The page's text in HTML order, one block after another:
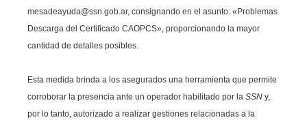
mesadeayuda@ssn.gob.ar, consignando en el asunto: «Problemas
Descarga del Certificado CAOPCS», proporcionando la mayor
cantidad de detalles posibles.
Esta medida brinda a los asegurados una herramienta que permite
corroborar la presencia ante un operador habilitado por la SSN y,
por lo tanto, autorizado a realizar gestiones relacionadas a la